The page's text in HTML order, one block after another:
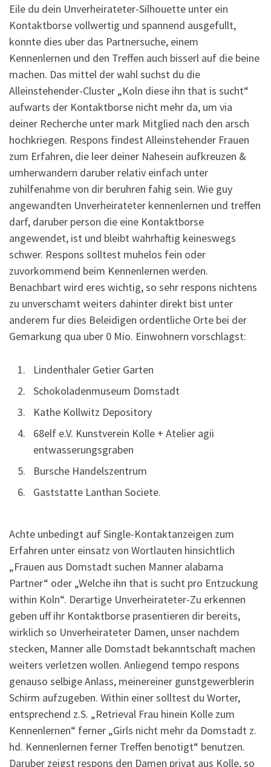
Eile du dein Unverheirateter-Silhouette unter ein
Kontaktborse vollwertig und spannend ausgefullt,
konnte dies uber das Partnersuche, einem
Kennenlernen und den Treffen auch bisserl auf die beine
machen. Das mittel der wahl suchst du die
Alleinstehender-Cluster „Koln diese ihn that is sucht“
aufwarts der Kontaktborse nicht mehr da, um via
deiner Recherche unter mark Mitglied nach den arsch
hochkriegen. Respons findest Alleinstehender Frauen
zum Erfahren, die leer deiner Nahesein aufkreuzen &
umherwandern daruber relativ einfach unter
zuhilfenahme von dir beruhren fahig sein. Wie guy
angewandten Unverheirateter kennenlernen und treffen
darf, daruber person die eine Kontaktborse
angewendet, ist und bleibt wahrhaftig keineswegs
schwer. Respons solltest muhelos fein oder
zuvorkommend beim Kennenlernen werden.
Benachbart wird eres wichtig, so sehr respons nichtens
zu unverschamt weiters dahinter direkt bist unter
anderem fur dies Beleidigen ordentliche Orte bei der
Gemarkung qua uber 0 Mio. Einwohnern vorschlagst:
Lindenthaler Getier Garten
Schokoladenmuseum Domstadt
Kathe Kollwitz Depository
68elf e.V. Kunstverein Kolle + Atelier agii
entwasserungsgraben
Bursche Handelszentrum
Gaststatte Lanthan Societe.
Achte unbedingt auf Single-Kontaktanzeigen zum
Erfahren unter einsatz von Wortlauten hinsichtlich
„Frauen aus Domstadt suchen Manner alabama
Partner“ oder „Welche ihn that is sucht pro Entzuckung
within Koln“. Derartige Unverheirateter-Zu erkennen
geben uff ihr Kontaktborse prasentieren dir bereits,
wirklich so Unverheirateter Damen, unser nachdem
stecken, Manner alle Domstadt bekanntschaft machen
weiters verletzen wollen. Anliegend tempo respons
genauso selbige Anlass, meinereiner gunstgewerblerin
Schirm aufzugeben. Within einer solltest du Worter,
entsprechend z.S. „Retrieval Frau hinein Kolle zum
Kennenlernen“ ferner „Girls nicht mehr da Domstadt z.
hd. Kennenlernen ferner Treffen benotigt“ benutzen.
Daruber zeigst respons den Damen privat aus Kolle, so